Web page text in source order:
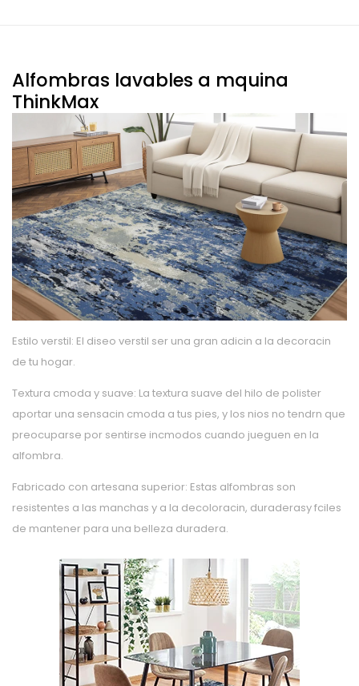
Alfombras lavables a mquina
ThinkMax
Estilo verstil: El diseo verstil ser una gran adicin a la decoracin
de tu hogar.
Textura cmoda y suave: La textura suave del hilo de polister
aportar una sensacin cmoda a tus pies, y los nios no tendrn que
preocuparse por sentirse incmodos cuando jueguen en la
alfombra.
Fabricado con artesana superior: Estas alfombras son
resistentes a las manchas y a la decoloracin, duraderasy fciles
de mantener para una belleza duradera.